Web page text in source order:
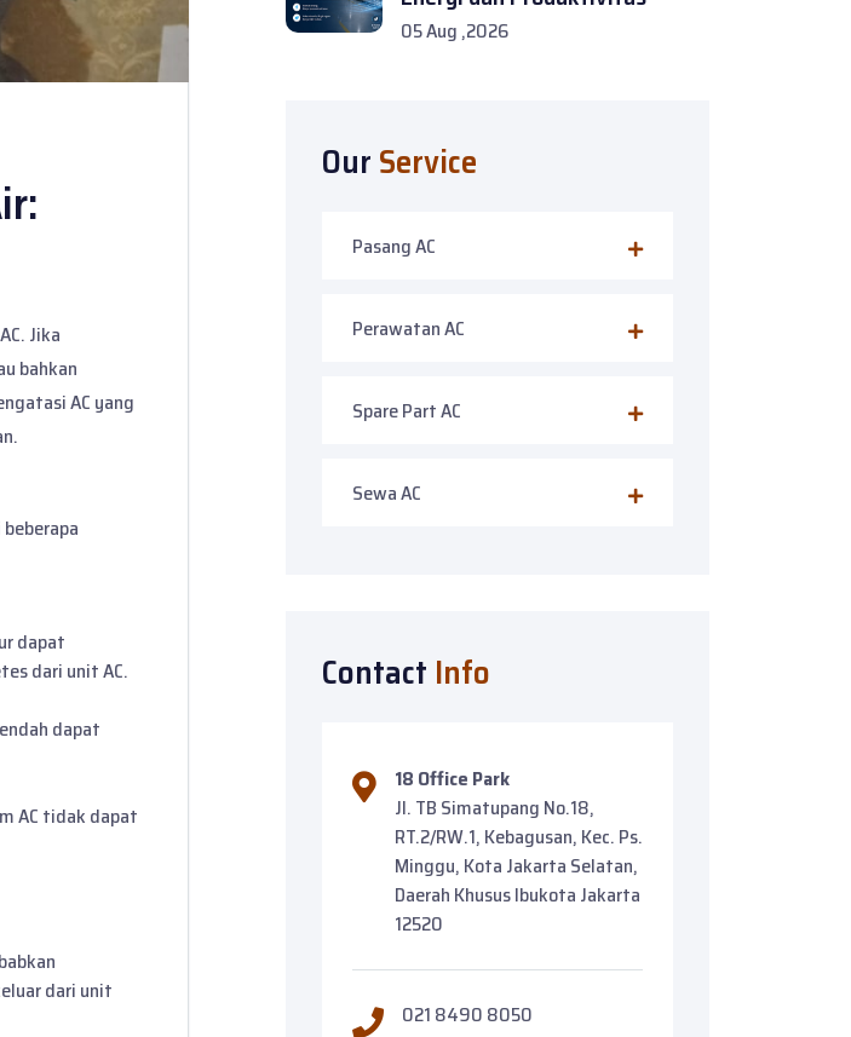
Jika
bahkan
AC yang
dapat
dari unit AC.
dapat
AC tidak dapat
dari unit
05 Aug ,2026
OurService
Pasang AC
Perawatan AC
Spare Part AC
Sewa AC
Contact Info
18 Office Park
Jl. TB Simatupang No.18,
RT.2/RW.1, Kebagusan, Kec. Ps.
Minggu, Kota Jakarta Selatan,
Daerah Khusus Ibukota Jakarta
12520
021 8490 8050